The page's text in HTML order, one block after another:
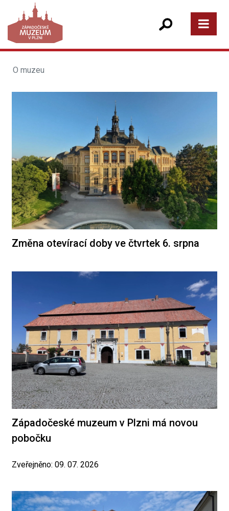
O muzeu
Změna otevírací doby ve čtvrtek 6. srpna
Západočeské muzeum v Plzni má novou
pobočku
Zveřejněno: 09. 07. 2026